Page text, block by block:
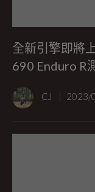
全新引擎即將
690 Enduro R
CJ 2023/